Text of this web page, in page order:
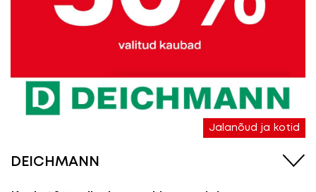
Jalanõud ja kotid
DEICHMANN